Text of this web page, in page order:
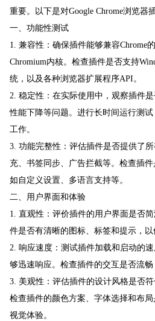
重要。以下是对Google Chrome浏览器
一、功能性测试
1. 兼容性：确保插件能够兼容Chrome
Chromium内核。检查插件是否支持
统，以及各种浏览器扩展程序API。
2. 稳定性：在实际使用中，观察插件
性能下降等问题。进行长时间运行测
工作。
3. 功能完整性：评估插件是否提供了
充、书签同步、广告拦截等。检查插
如自定义设置、多语言支持等。
二、用户界面和体验
1. 直观性：评价插件的用户界面是否
件是否有清晰的图标、标签和提示，以
2. 响应速度：测试插件加载和启动的
够迅速响应。检查插件的交互是否流畅
3. 美观性：评估插件的设计风格是否符
检查插件的颜色方案、字体选择和布
视觉体验。